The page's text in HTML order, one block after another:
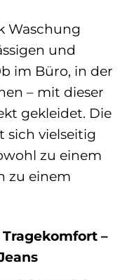
Waschung
und
im Büro, in der
– mit dieser
gekleidet. Die
sich vielseitig
zu einem
zu einem
–